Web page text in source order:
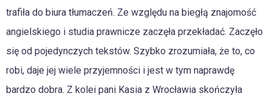
trafiła do biura tłumaczeń. Ze względu na biegłą znajomość
angielskiego i studia prawnicze zaczęła przekładać. Zaczęło
się od pojedynczych tekstów. Szybko zrozumiała, że to, co
robi, daje jej wiele przyjemności i jest w tym naprawdę
bardzo dobra. Z kolei pani Kasia z Wrocławia skończyła